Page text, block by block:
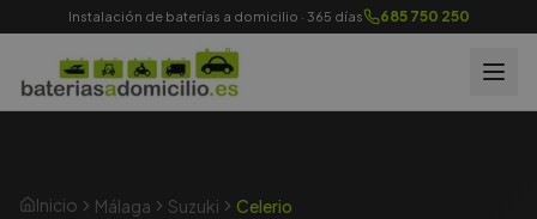
Instalación de baterías a domicilio · 365 días 685 750 250
Inicio Málaga Suzuki Celerio